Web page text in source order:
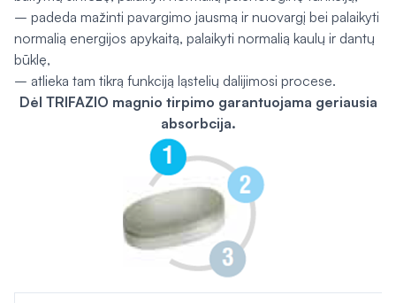
– padeda mažinti pavargimo jausmą ir nuovargį bei palaikyti
normalią energijos apykaitą, palaikyti normalią kaulų ir dantų
būklę,
– atlieka tam tikrą funkciją ląstelių dalijimosi procese.
Dėl TRIFAZIO magnio tirpimo garantuojama geriausia
absorbcija.